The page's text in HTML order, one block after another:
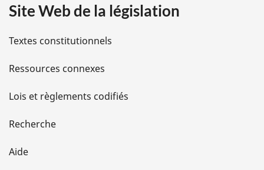
i
l
s
d
e
l
Site Web de la législation
Textes constitutionnels
Ressources connexes
Lois et règlements codifiés
Recherche
Aide